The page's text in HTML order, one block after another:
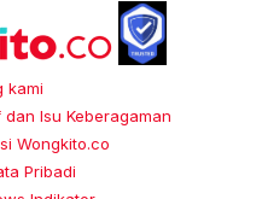
kami
Isu Keberagaman
Wongkito.co
Pribadi